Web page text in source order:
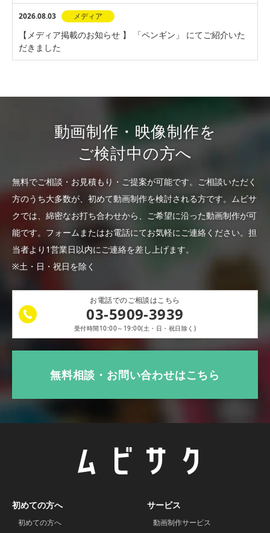
2026.08.03 メディア
【メディア掲載のお知らせ 】 「ペンギン」 にてご紹介いた
だきました
動画制作・映像制作を
ご検討中の方へ
無料でご相談・お見積もり・ご提案が可能です。 ご相談いただく
方のうち大多数が、初めて動画制作を検討される方です。 ムビサ
クでは、綿密なお打ち合わせから、ご希望に沿った動画制作が可
能です。 フォームまたはお電話にてお気軽にご連絡ください。 担
当者より1営業日以内にご連絡を差し上げます。
※土・日・祝日を除く
お電話でのご相談はこちら
03-5909-3939
受付時間10:00～19:00(土・日・祝日除く)
無料相談・お問い合わせはこちら
初めての方へ
初めての方へ
サービス
動画制作サービス